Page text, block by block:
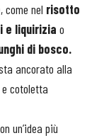
, come nel risotto
e liquirizia o
di bosco.
ancorato alla
cotoletta
un’idea più